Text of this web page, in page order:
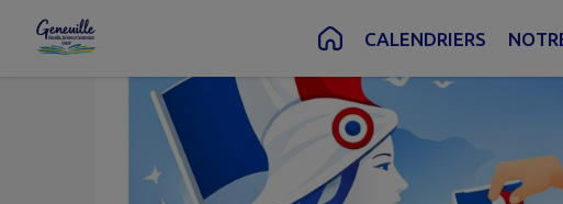
Contenu Pied de page
CALENDRIERS